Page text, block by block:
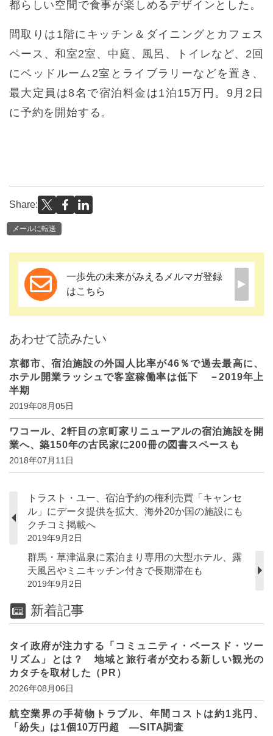
都らしい空間で食事が楽しめるデザインとした。
間取りは1階にキッチン＆ダイニングとカフェス
ペース、和室2室、中庭、風呂、トイレなど、2回
にベッドルーム2室とライブラリーなどを置き、
最大定員は8名で宿泊料金は1泊15万円。9月2日
に予約を開始する。
Share:
メールに転送
一歩先の未来がみえるメルマガ登録
はこちら
あわせて読みたい
京都市、宿泊施設の外国人比率が46％で過去最高に、
ホテル開業ラッシュで客室稼働率は低下 －2019年上
半期
2019年08月05日
ワコール、2軒目の京町家リニューアルの宿泊施設を開
業へ、築150年の古民家に200冊の図書スペースも
2018年07月11日
トラスト・ユー、宿泊予約の権利売買「キャンセ
ル」にデータ提供を拡大、海外20か国の施設にも
クチコミ掲載へ
2019年9月2日
群馬・草津温泉に素泊まり専用の大型ホテル、露
天風呂やミニキッチン付きで長期滞在も
2019年9月2日
新着記事
タイ政府が注力する「コミュニティ・ベースド・ツー
リズム」とは？ 地域と旅行者が交わる新しい観光の
カタチを取材した（PR）
2026年08月06日
航空業界の手荷物トラブル、年間コストは約1兆円、
「紛失」は1個10万円超 ―SITA調査